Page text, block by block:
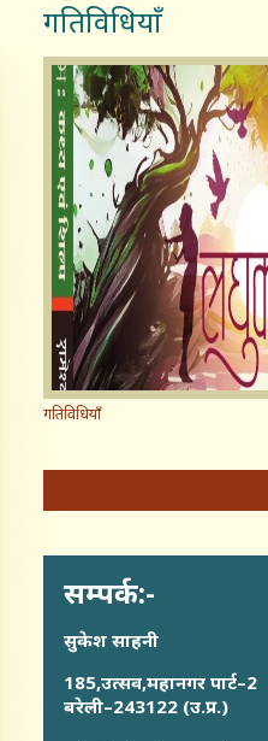
गतिविधियाँ
गतिविधियाँ
सम्पर्क:-
सुकेश साहनी
185,उत्सव,महानगर पार्ट–2
बरेली–243122 (उ.प्र.)